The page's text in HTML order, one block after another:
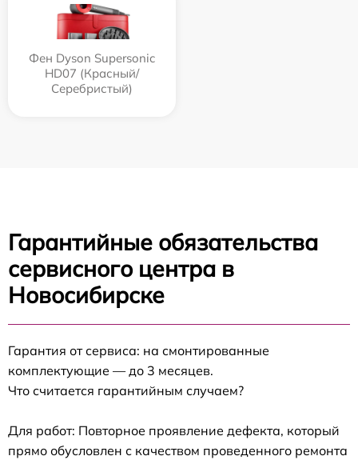
Фен Dyson Supersonic
HD07 (Красный/
Серебристый)
Гарантийные обязательства
сервисного центра в
Новосибирске
Гарантия от сервиса: на смонтированные
комплектующие — до 3 месяцев.
Что считается гарантийным случаем?
Для работ: Повторное проявление дефекта, который
прямо обусловлен с качеством проведенного ремонта